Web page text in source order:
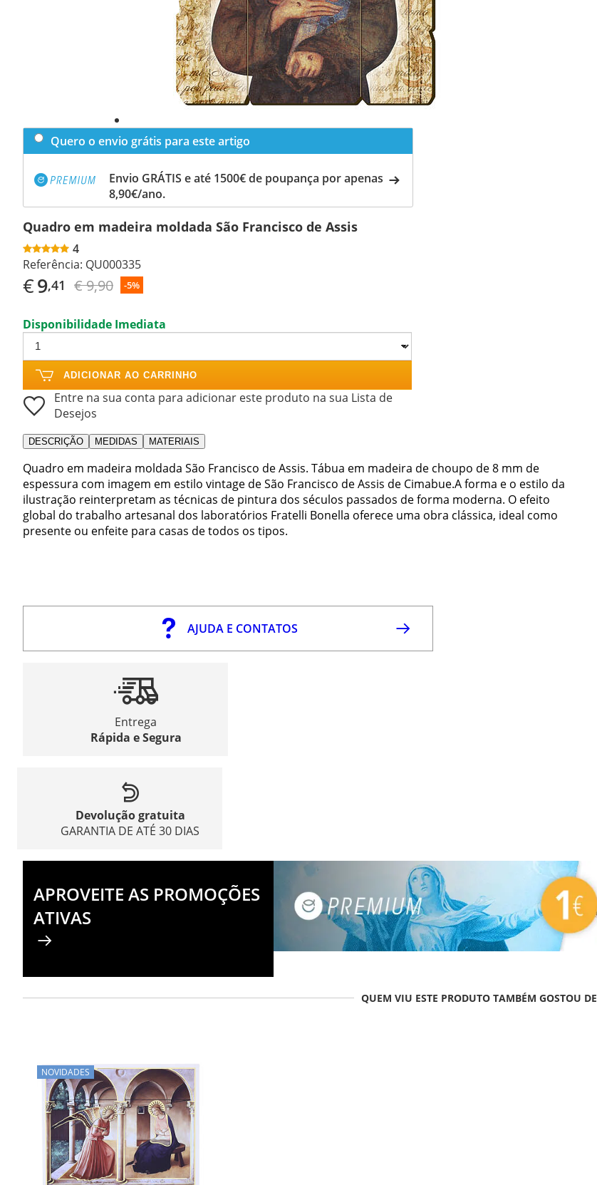
Quero o envio grátis para este artigo
Envio GRÁTIS e até 1500€ de poupança por apenas
8,90€/ano.
Quadro em madeira moldada São Francisco de Assis
4
Referência: QU000335
€9,41 € 9,90 -5%
Disponibilidade Imediata
ADICIONAR AO CARRINHO
Entre na sua conta para adicionar este produto na sua Lista de
Desejos
DESCRIÇÃO MEDIDAS MATERIAIS
Quadro em madeira moldada São Francisco de Assis. Tábua em madeira de choupo de 8 mm de
espessura com imagem em estilo vintage de São Francisco de Assis de Cimabue.A forma e o estilo da
ilustração reinterpretam as técnicas de pintura dos séculos passados de forma moderna. O efeito
global do trabalho artesanal dos laboratórios Fratelli Bonella oferece uma obra clássica, ideal como
presente ou enfeite para casas de todos os tipos.
AJUDA E CONTATOS
Entrega
Rápida e Segura
Devolução gratuita
GARANTIA DE ATÉ 30 DIAS
APROVEITE AS PROMOÇÕES
ATIVAS
QUEM VIU ESTE PRODUTO TAMBÉM GOSTOU DE
NOVIDADES